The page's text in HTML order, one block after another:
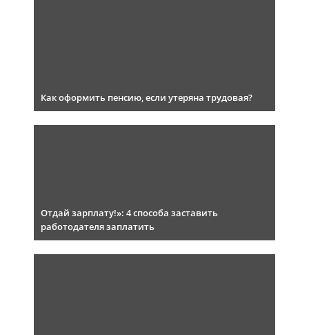
Как оформить пенсию, если утеряна трудовая?
Отдай зарплату!»: 4 способа заставить
работодателя заплатить